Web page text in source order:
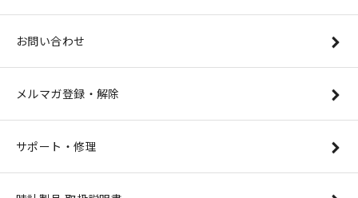
お問い合わせ
メルマガ登録・解除
サポート・修理